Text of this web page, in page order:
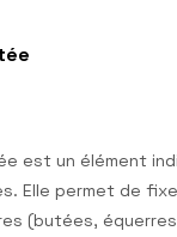
est un élément
Elle permet de
(butées,